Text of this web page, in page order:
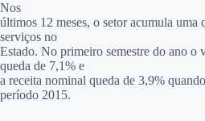
Nos
últimos 12 meses, o setor acumula uma
serviços no
Estado. No primeiro semestre do ano o
queda de 7,1% e
a receita nominal queda de 3,9%
período 2015.